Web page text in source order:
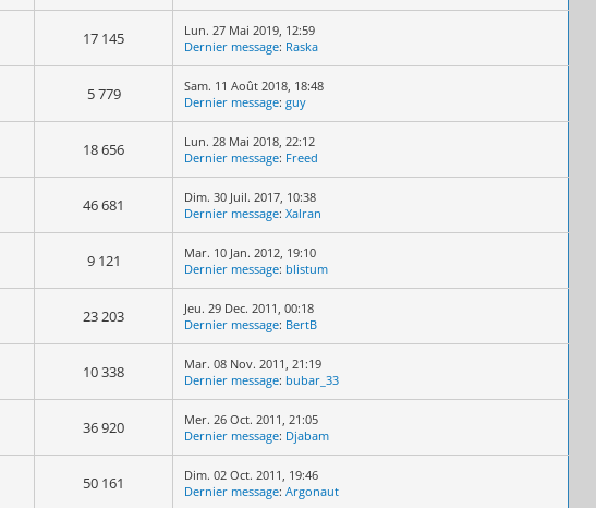
17 145
Lun. 27 Mai 2019, 12:59
Dernier message: Raska
5 779
Sam. 11 Août 2018, 18:48
Dernier message: guy
18 656
Lun. 28 Mai 2018, 22:12
Dernier message: Freed
46 681
Dim. 30 Juil. 2017, 10:38
Dernier message: Xalran
9 121
Mar. 10 Jan. 2012, 19:10
Dernier message: blistum
23 203
Jeu. 29 Dec. 2011, 00:18
Dernier message: BertB
10 338
Mar. 08 Nov. 2011, 21:19
Dernier message: bubar_33
36 920
Mer. 26 Oct. 2011, 21:05
Dernier message: Djabam
50 161
Dim. 02 Oct. 2011, 19:46
Dernier message: Argonaut